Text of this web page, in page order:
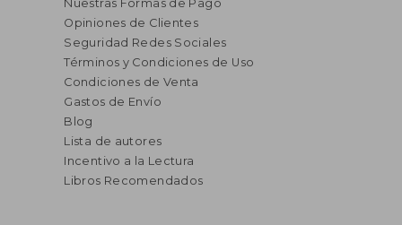
Nuestras Formas de Pago
Opiniones de Clientes
Seguridad Redes Sociales
Términos y Condiciones de Uso
Condiciones de Venta
Gastos de Envío
Blog
Lista de autores
Incentivo a la Lectura
Libros Recomendados